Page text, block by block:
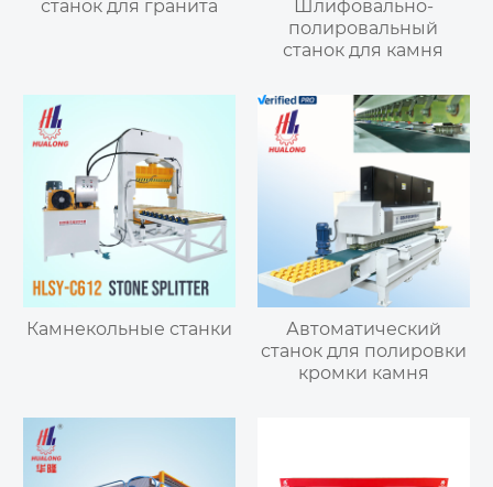
станок для гранита
Шлифовально-
полировальный
станок для камня
Камнекольные станки
Автоматический
станок для полировки
кромки камня